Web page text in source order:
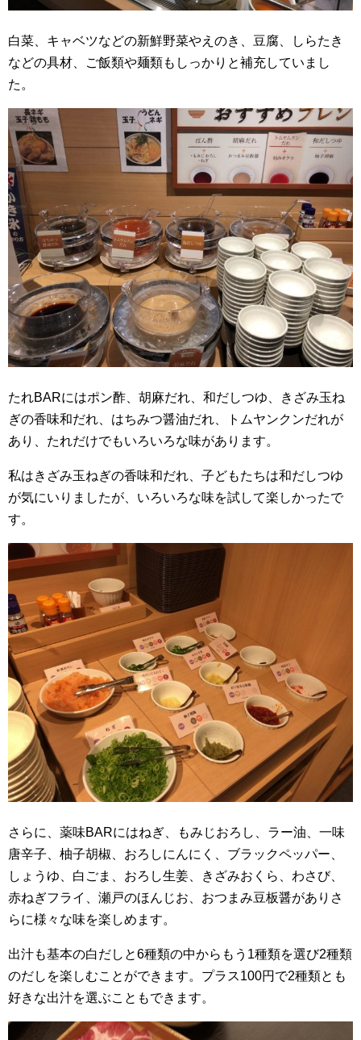
白菜、キャベツなどの新鮮野菜やえのき、豆腐、しらたき
などの具材、ご飯類や麺類もしっかりと補充していまし
た。
たれBARにはポン酢、胡麻だれ、和だしつゆ、きざみ玉ね
ぎの香味和だれ、はちみつ醤油だれ、トムヤンクンだれが
あり、たれだけでもいろいろな味があります。
私はきざみ玉ねぎの香味和だれ、子どもたちは和だしつゆ
が気にいりましたが、いろいろな味を試して楽しかったで
す。
さらに、薬味BARにはねぎ、もみじおろし、ラー油、一味
唐辛子、柚子胡椒、おろしにんにく、ブラックペッパー、
しょうゆ、白ごま、おろし生姜、きざみおくら、わさび、
赤ねぎフライ、瀬戸のほんじお、おつまみ豆板醤がありさ
らに様々な味を楽しめます。
出汁も基本の白だしと6種類の中からもう1種類を選び2種類
のだしを楽しむことができます。プラス100円で2種類とも
好きな出汁を選ぶこともできます。